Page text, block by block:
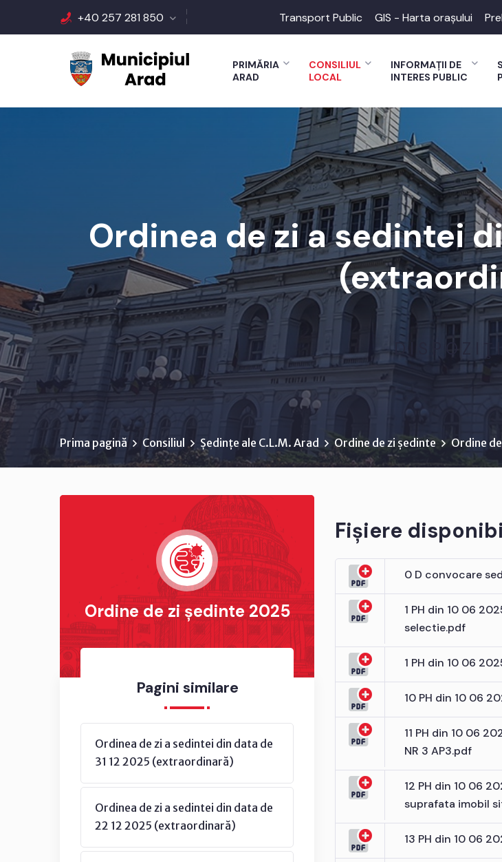
+40 257 281 850 Transport Public GIS - Harta orașului
PRIMĂRIA
ARAD
CONSILIUL
LOCAL
INFORMAȚII DE
INTERES PUBLIC
Ordinea de zi a sedintei
D I S P O Z I Ţ
Prima pagină Consiliul Ședințe ale C.L.M. Arad Ordine de zi ședinte Ordine
Ordine de zi ședinte 2025
Pagini similare
Ordinea de zi a sedintei din data de
31 12 2025 (extraordinară)
Ordinea de zi a sedintei din data de
22 12 2025 (extraordinară)
Fișiere
0 D convocare
1 PH din 10 06
selectie.pdf
1 PH din 10 06
10 PH din 10 06
11 PH din 10 06
NR 3 AP3.pdf
12 PH din 10 06
suprafata imobil
13 PH din 10 06